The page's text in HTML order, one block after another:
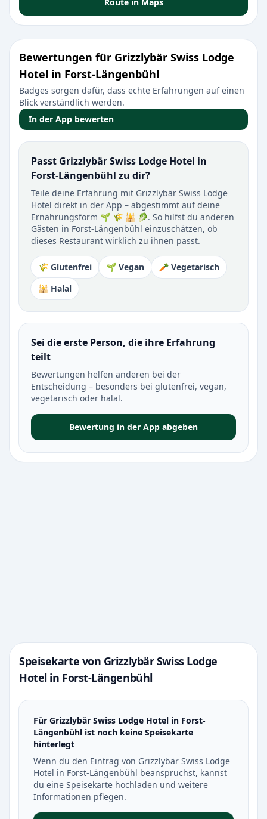
Bewertungen für Grizzlybär Swiss Lodge
Hotel in Forst-Längenbühl
Badges sorgen dafür, dass echte Erfahrungen auf einen
Blick verständlich werden.
In der App bewerten
Passt Grizzlybär Swiss Lodge Hotel in
Forst-Längenbühl zu dir?
Teile deine Erfahrung mit Grizzlybär Swiss Lodge
Hotel direkt in der App – abgestimmt auf deine
Ernährungsform 🌱 🌾 🕌 🥬. So hilfst du anderen
Gästen in Forst-Längenbühl einzuschätzen, ob
dieses Restaurant wirklich zu ihnen passt.
🌾 Glutenfrei 🌱 Vegan
🥕 Vegetarisch
🕌 Halal
Sei die erste Person, die ihre Erfahrung
teilt
Bewertungen helfen anderen bei der
Entscheidung – besonders bei glutenfrei, vegan,
vegetarisch oder halal.
Bewertung in der App abgeben
Speisekarte von Grizzlybär Swiss Lodge
Hotel in Forst-Längenbühl
Für Grizzlybär Swiss Lodge Hotel in Forst-
Längenbühl ist noch keine Speisekarte
hinterlegt
Wenn du den Eintrag von Grizzlybär Swiss Lodge
Hotel in Forst-Längenbühl beanspruchst, kannst
du eine Speisekarte hochladen und weitere
Informationen pflegen.